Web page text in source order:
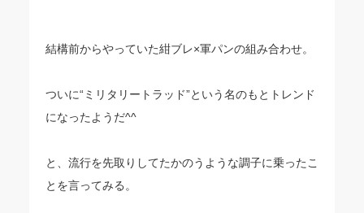
結構前からやっていた紺ブレ×軍パンの組み合わせ。
ついに“ミリタリートラッド”という名のもとトレンド
になったようだ^^
と、流行を先取りしてたかのうような調子に乗ったこ
とを言ってみる。